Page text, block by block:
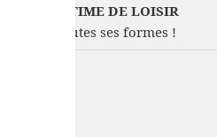
MARITIME DE LOISIR
sous toutes ses formes !